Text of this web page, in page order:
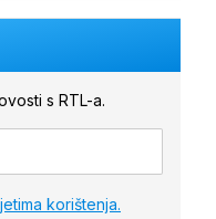
s RTL-a.
korištenja.